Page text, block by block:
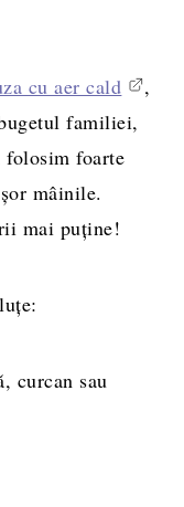
cu aer cald
,
familiei,
folosim foarte
mâinile.
mai puține!
curcan sau